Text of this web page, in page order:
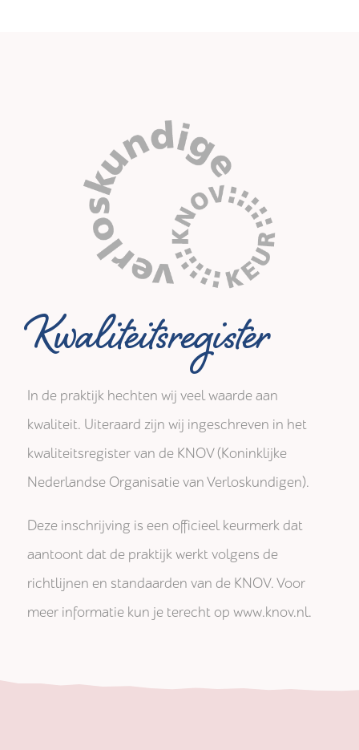
Kwaliteitsregister
In de praktijk hechten wij veel waarde aan
kwaliteit. Uiteraard zijn wij ingeschreven in het
kwaliteitsregister van de KNOV (Koninklijke
Nederlandse Organisatie van Verloskundigen).
Deze inschrijving is een officieel keurmerk dat
aantoont dat de praktijk werkt volgens de
richtlijnen en standaarden van de KNOV. Voor
meer informatie kun je terecht op www.knov.nl.